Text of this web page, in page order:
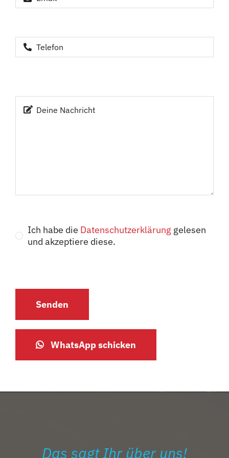
Ich habe die Datenschutzerklärung gelesen
und akzeptiere diese.
Senden
WhatsApp schicken
Das sagt Ihr über uns!